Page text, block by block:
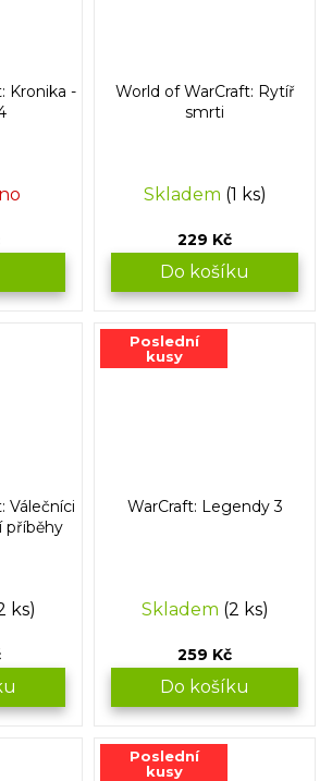
Kronika -
World of WarCraft: Rytíř
smrti
Skladem (1 ks)
229 Kč
Do košíku
Válečníci
příběhy
ks)
Poslední
kusy
WarCraft: Legendy 3
Skladem (2 ks)
259 Kč
Do košíku
Poslední
kusy